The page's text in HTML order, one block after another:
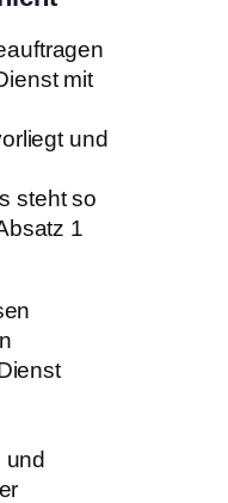
mit
und
steht so
1